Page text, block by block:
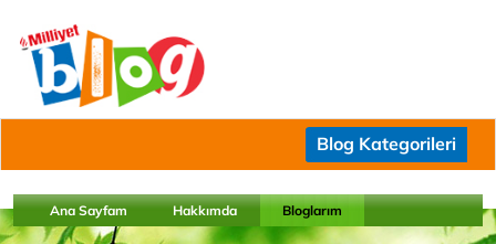
Blog Kategorileri
Ana Sayfam Hakkımda Bloglarım